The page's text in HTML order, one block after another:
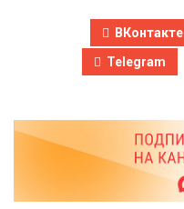
ВКонтакте
Telegram